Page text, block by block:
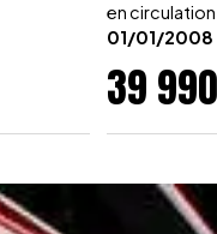
en circulation
01/01/2008
39